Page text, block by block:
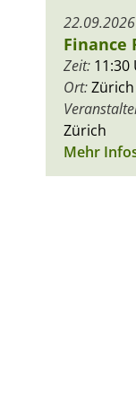
22.09.2026
Finance
Zeit: 11:30
Ort:Zürich
Zürich
Mehr